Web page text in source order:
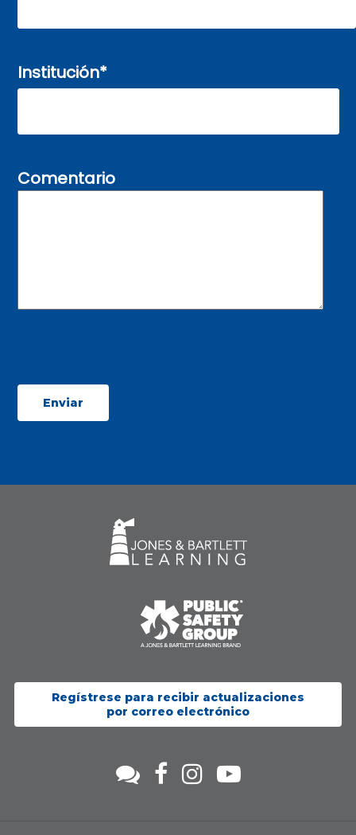
Institución*
Comentario
Regístrese para recibir actualizaciones
por correo electrónico